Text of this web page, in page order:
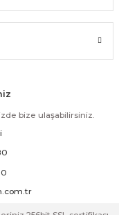
bize ulaşabilirsiniz.